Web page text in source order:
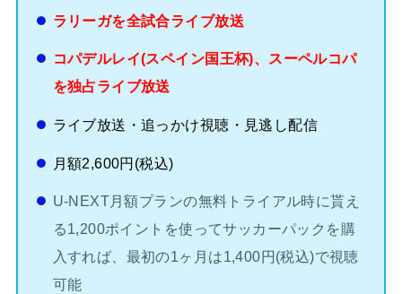
ラリーガを全試合ライブ放送
コパデルレイ(スペイン国王杯)、スーペルコパ
を独占ライブ放送
ライブ放送・追っかけ視聴・見逃し配信
月額2,600円(税込)
U-NEXT月額プランの無料トライアル時に貰え
る1,200ポイントを使ってサッカーパックを購
入すれば、最初の1ヶ月は1,400円(税込)で視聴
可能